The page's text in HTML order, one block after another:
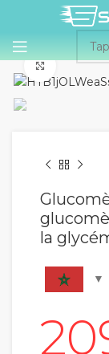
Cliquez
la